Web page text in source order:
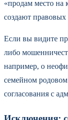
«продам место
создают правовых
Если вы видите
либо
например, о
семейном родовом
согласования с